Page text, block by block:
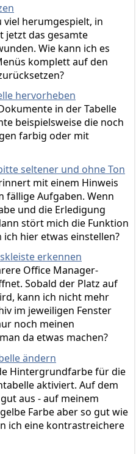
viel herumgespielt, in
jetzt das gesamte
Wie kann ich es
komplett auf den
hervorheben
in der Tabelle
beispielsweise die noch
farbig oder mit
seltener und ohne Ton
mit einem Hinweis
fällige Aufgaben. Wenn
und die Erledigung
stört mich die Funktion
hier etwas einstellen?
erkennen
Office Manager-
Sobald der Platz auf
kann ich nicht mehr
im jeweiligen Fenster
noch meinen
da etwas machen?
ändern
Hintergrundfarbe für die
aktiviert. Auf dem
aus - auf meinem
Farbe aber so gut wie
ich eine kontrastreichere